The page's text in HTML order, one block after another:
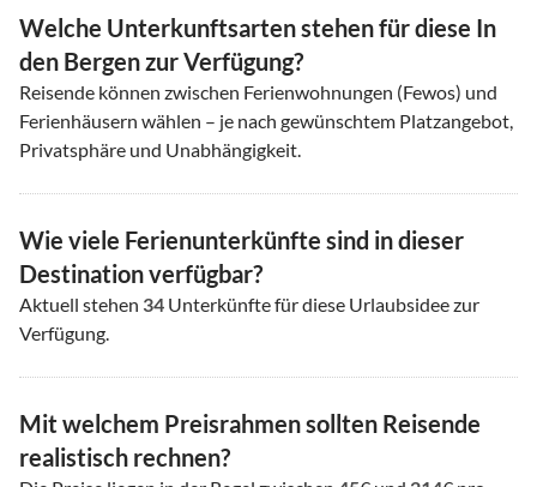
Welche Unterkunftsarten stehen für diese In
den Bergen zur Verfügung?
Reisende können zwischen Ferienwohnungen (Fewos) und
Ferienhäusern wählen – je nach gewünschtem Platzangebot,
Privatsphäre und Unabhängigkeit.
Wie viele Ferienunterkünfte sind in dieser
Destination verfügbar?
Aktuell stehen 34 Unterkünfte für diese Urlaubsidee zur
Verfügung.
Mit welchem Preisrahmen sollten Reisende
realistisch rechnen?